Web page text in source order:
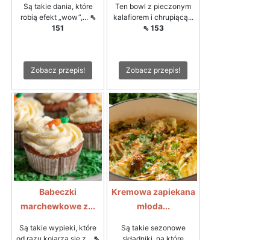
Są takie dania, które
robią efekt „wow”,... ⇖
151
Zobacz przepis!
Ten bowl z pieczonym
kalafiorem i chrupiącą...
⇖ 153
Zobacz przepis!
Babeczki
marchewkowe z...
Są takie wypieki, które
Kremowa zapiekana
młoda...
Są takie sezonowe